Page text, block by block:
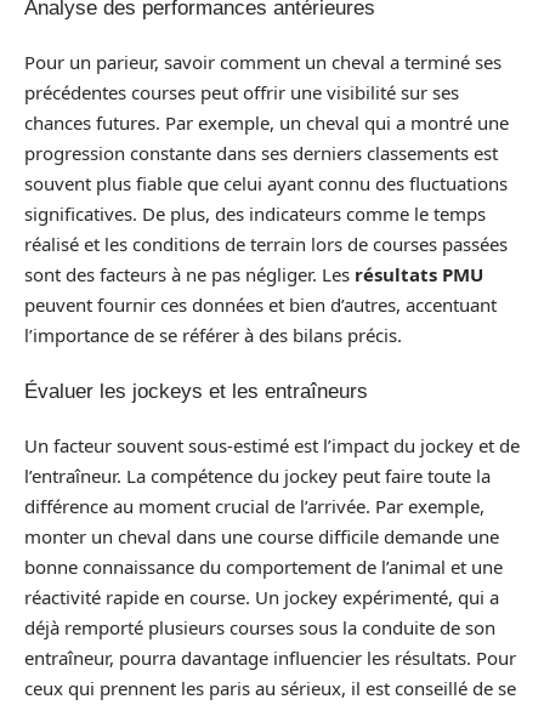
Analyse des performances antérieures
Pour un parieur, savoir comment un cheval a terminé ses
précédentes courses peut offrir une visibilité sur ses
chances futures. Par exemple, un cheval qui a montré une
progression constante dans ses derniers classements est
souvent plus fiable que celui ayant connu des fluctuations
significatives. De plus, des indicateurs comme le temps
réalisé et les conditions de terrain lors de courses passées
sont des facteurs à ne pas négliger. Les résultats PMU
peuvent fournir ces données et bien d’autres, accentuant
l’importance de se référer à des bilans précis.
Évaluer les jockeys et les entraîneurs
Un facteur souvent sous-estimé est l’impact du jockey et de
l’entraîneur. La compétence du jockey peut faire toute la
différence au moment crucial de l’arrivée. Par exemple,
monter un cheval dans une course difficile demande une
bonne connaissance du comportement de l’animal et une
réactivité rapide en course. Un jockey expérimenté, qui a
déjà remporté plusieurs courses sous la conduite de son
entraîneur, pourra davantage influencier les résultats. Pour
ceux qui prennent les paris au sérieux, il est conseillé de se